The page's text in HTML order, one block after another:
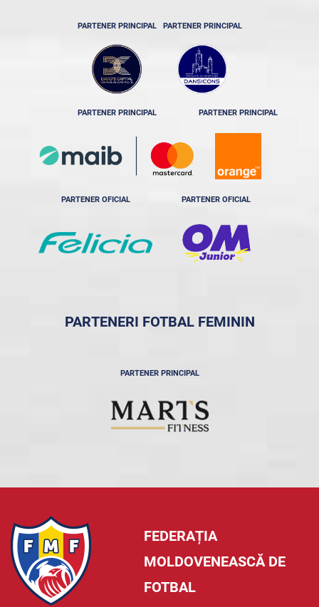
PARTENER PRINCIPAL PARTENER PRINCIPAL
PARTENER PRINCIPAL PARTENER PRINCIPAL
PARTENER OFICIAL PARTENER OFICIAL
PARTENERI FOTBAL FEMININ
PARTENER PRINCIPAL
FEDERAȚIA
MOLDOVENEASCĂ DE
FOTBAL